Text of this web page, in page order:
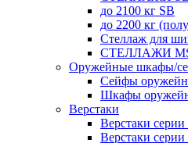
до 2100 кг SB
до 2200 кг
Стеллаж для
СТЕЛЛАЖИ
Оружейные шкафы/
Сейфы
Шкафы
Верстаки
Верстаки
Верстаки